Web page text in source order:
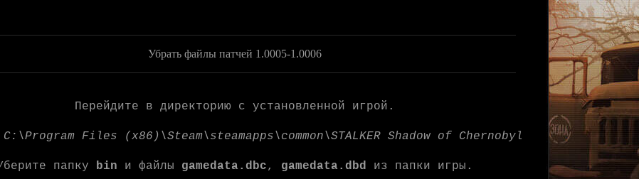
Убрать файлы патчей 1.0005-1.0006
Перейдите в директорию с установленной игрой.
C:\Program Files (x86)\Steam\steamapps\common\STALKER Shadow of Chernobyl
папку bin и файлы gamedata.dbc, gamedata.dbd из папки игры.